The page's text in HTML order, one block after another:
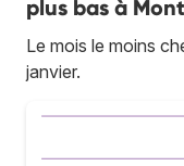
plus bas à
Le mois le moins
janvier.